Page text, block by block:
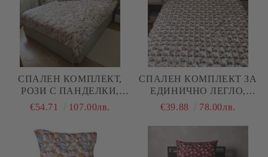
СПАЛЕН КОМПЛЕКТ,
РОЗИ С ПАНДЕЛКИ,
100% ПАМУК/ 5Д,
€54.71 107.00лв.
СПАЛЕН КОМПЛЕКТ ЗА
ЕДИНИЧНО ЛЕГЛО,
МЕЧЕТА, 100% ПАМУК/
€39.88 78.00лв.